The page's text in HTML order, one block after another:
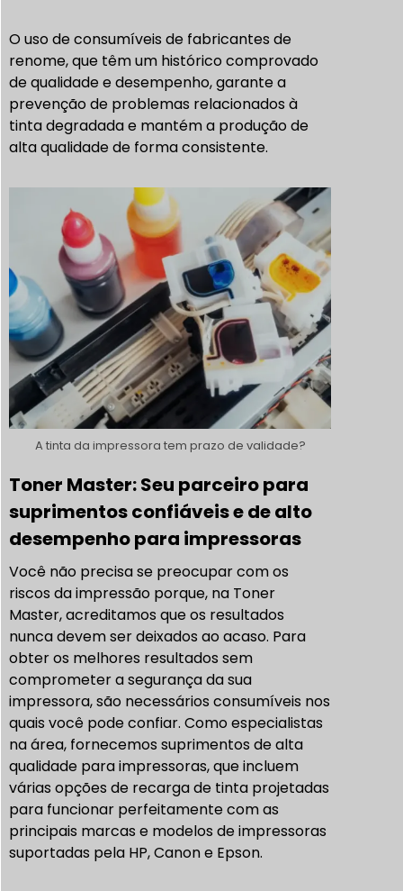
O uso de consumíveis de fabricantes de
renome, que têm um histórico comprovado
de qualidade e desempenho, garante a
prevenção de problemas relacionados à
tinta degradada e mantém a produção de
alta qualidade de forma consistente.
A tinta da impressora tem prazo de validade?
Toner Master: Seu parceiro para
suprimentos confiáveis e de alto
desempenho para impressoras
Você não precisa se preocupar com os
riscos da impressão porque, na Toner
Master, acreditamos que os resultados
nunca devem ser deixados ao acaso. Para
obter os melhores resultados sem
comprometer a segurança da sua
impressora, são necessários consumíveis nos
quais você pode confiar. Como especialistas
na área, fornecemos suprimentos de alta
qualidade para impressoras, que incluem
várias opções de recarga de tinta projetadas
para funcionar perfeitamente com as
principais marcas e modelos de impressoras
suportadas pela HP, Canon e Epson.